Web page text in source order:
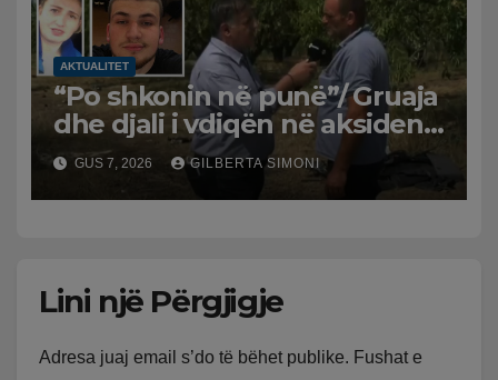
AKTUALITET
“Po shkonin në punë”/ Gruaja
dhe djali i vdiqën në aksident,
shqiptari në Greqi prek
zemrat: Humba gjithçka!
GUS 7, 2026 GILBERTA SIMONI
Lini një Përgjigje
Adresa juaj email s’do të bëhet publike. Fushat e